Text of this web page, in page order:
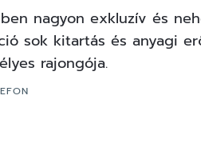
nagyon exkluzív és
sok kitartás és anyagi
rajongója.